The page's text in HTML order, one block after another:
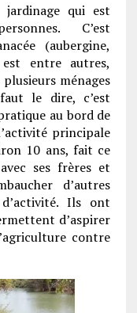
qui est
C’est
(aubergine,
entre autres,
ménages
le dire, c’est
au bord de
principale
10 ans, fait ce
ses frères et
d’autres
Ils ont
d’aspirer
contre